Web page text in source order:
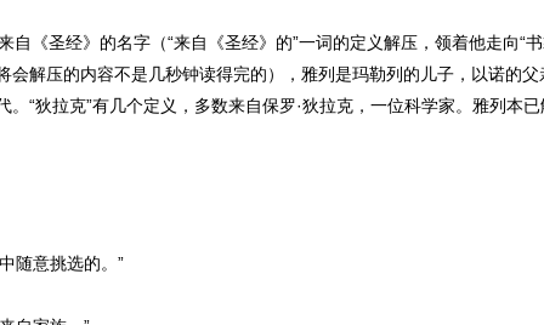
《圣经》的名字（“来自《圣经》的”一词的定义解压，领着他走向“
会解压的内容不是几秒钟读得完的），雅列是玛勒列的儿子，以诺的
“狄拉克”有几个定义，多数来自保罗·狄拉克，一位科学家。雅列本
随意挑选的。”